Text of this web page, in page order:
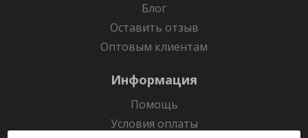
Блог
Оставить отзыв
Оптовым клиентам
Информация
Помощь
Условия оплаты